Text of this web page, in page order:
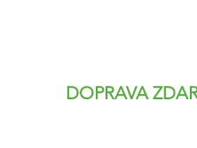
DOPRAVA